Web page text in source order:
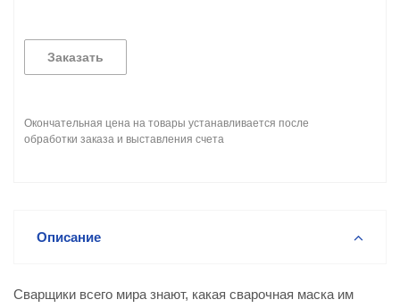
Заказать
Окончательная цена на товары устанавливается после
обработки заказа и выставления счета
Описание
Сварщики всего мира знают, какая сварочная маска им